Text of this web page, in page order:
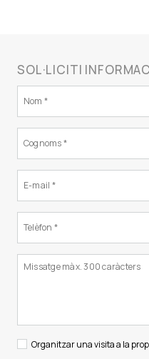
SOL·LICITI
Organitzar una visita a la